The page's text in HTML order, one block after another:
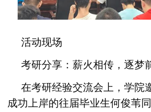
活动现场
考研分享：薪火相传，逐梦
在考研经验交流会上，学院
成功上岸的往届毕业生何俊苇